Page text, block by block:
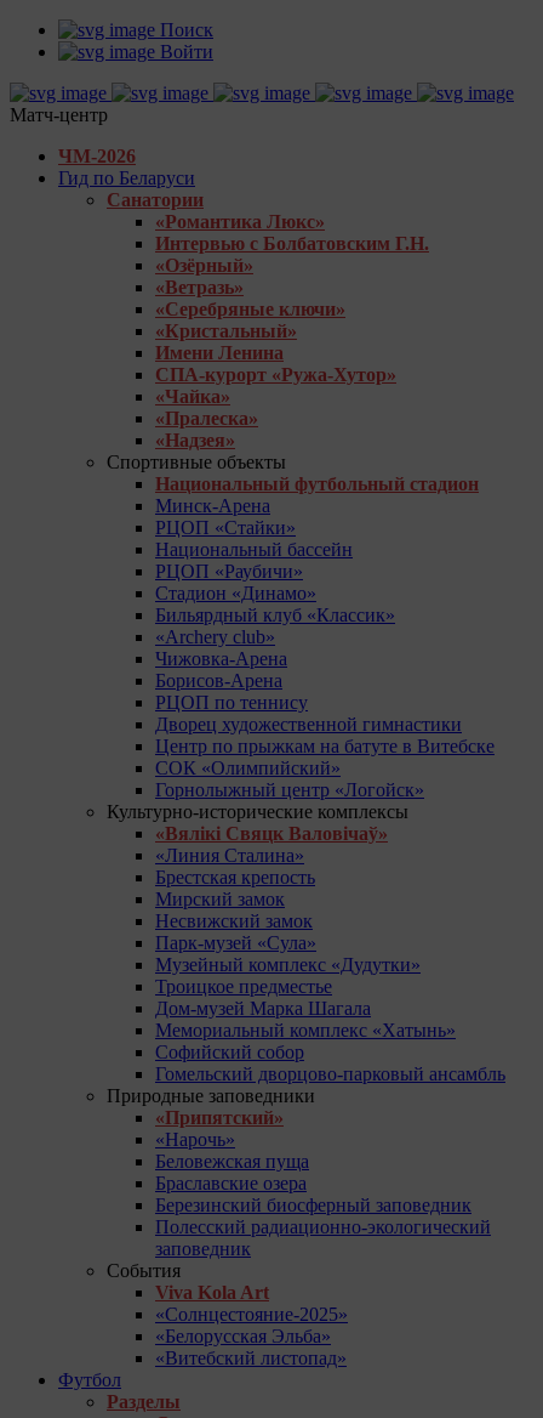
Поиск
Войти
Матч-центр
ЧМ-2026
Гид по Беларуси
Санатории
«Романтика Люкс»
Интервью с Болбатовским Г.Н.
«Озёрный»
«Ветразь»
«Серебряные ключи»
«Кристальный»
Имени Ленина
СПА-курорт «Ружа-Хутор»
«Чайка»
«Пралеска»
«Надзея»
Спортивные объекты
Национальный футбольный стадион
Минск-Арена
РЦОП «Стайки»
Национальный бассейн
РЦОП «Раубичи»
Стадион «Динамо»
Бильярдный клуб «Классик»
«Archery club»
Чижовка-Арена
Борисов-Арена
РЦОП по теннису
Дворец художественной гимнастики
Центр по прыжкам на батуте в Витебске
СОК «Олимпийский»
Горнолыжный центр «Логойск»
Культурно-исторические комплексы
«Вялікі Свяцк Валовічаў»
«Линия Сталина»
Брестская крепость
Мирский замок
Несвижский замок
Парк-музей «Сула»
Музейный комплекс «Дудутки»
Троицкое предместье
Дом-музей Марка Шагала
Мемориальный комплекс «Хатынь»
Софийский собор
Гомельский дворцово-парковый ансамбль
Природные заповедники
«Припятский»
«Нарочь»
Беловежская пуща
Браславские озера
Березинский биосферный заповедник
Полесский радиационно-экологический
заповедник
События
Viva Kola Art
«Солнцестояние-2025»
«Белорусская Эльба»
«Витебский листопад»
Футбол
Разделы